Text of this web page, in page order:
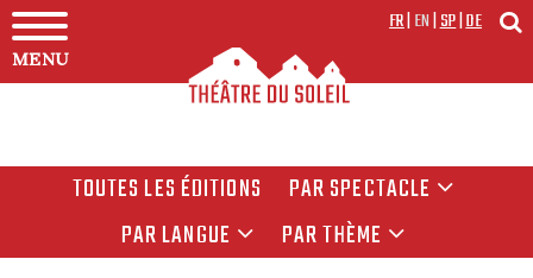
MENU
FR|EN|SP|DE
TOUTES LES ÉDITIONS
PAR SPECTACLE
PAR LANGUE
PAR THÈME